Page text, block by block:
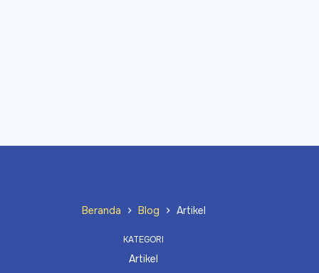
Beranda Blog Artikel
KATEGORI
Artikel